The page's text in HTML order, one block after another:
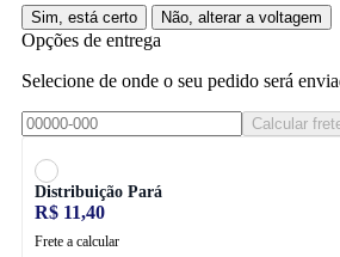
Sim, está certo Não, alterar a voltagem
Opções de entrega
Selecione de onde o seu pedido será
Calcular
Distribuição Pará
R$ 11,40
Frete a calcular